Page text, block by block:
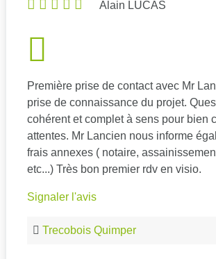
Alain LUCAS
Première prise de contact avec Mr
prise de connaissance du projet.
cohérent et complet à sens pour bien
attentes. Mr Lancien nous informe
frais annexes ( notaire,
etc...) Très bon premier rdv en visio.
Signaler l'avis
Trecobois Quimper